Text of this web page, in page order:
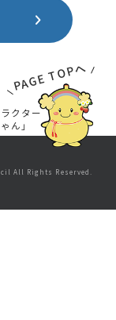
PAGE TOPへ
クター
ん」
All Rights Reserved.